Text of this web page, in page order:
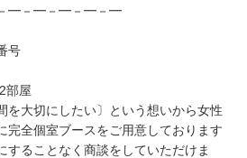
━－━－━－━－━
号
部屋
を大切にしたい〕という想いから女性
完全個室ブースをご用意しております
することなく商談をしていただけま